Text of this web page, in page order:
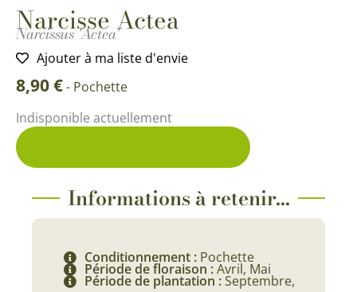
Narcisse Actea
Narcissus 'Actea'
Ajouter à ma liste d'envie
8,90€- Pochette
Indisponible actuellement
Informations à retenir...
Conditionnement : Pochette
Période de floraison :Avril, Mai
Période de plantation :Septembre,